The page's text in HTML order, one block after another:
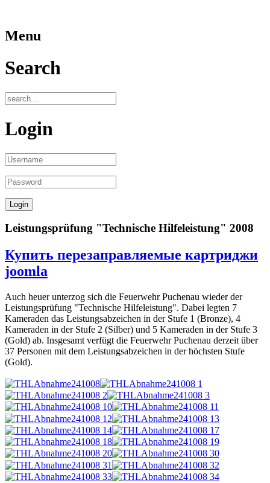
Menu
Search
Login
Leistungsprüfung "Technische Hilfeleistung" 2008
Купить перезаправляемые картриджи
joomla
Auch heuer unterzog sich die Feuerwehr Puchenau wieder der
Leistungsprüfung "Technische Hilfeleistung". Dabei legten 7
Kameraden das Leistungsabzeichen in der Stufe 1 (Bronze), 4
Kameraden in der Stufe 2 (Silber) und 5 Kameraden in der Stufe 3
(Gold) ab. Insgesamt verfügt die Feuerwehr Puchenau derzeit über
37 Personen mit dem Leistungsabzeichen in der höchsten Stufe
(Gold).